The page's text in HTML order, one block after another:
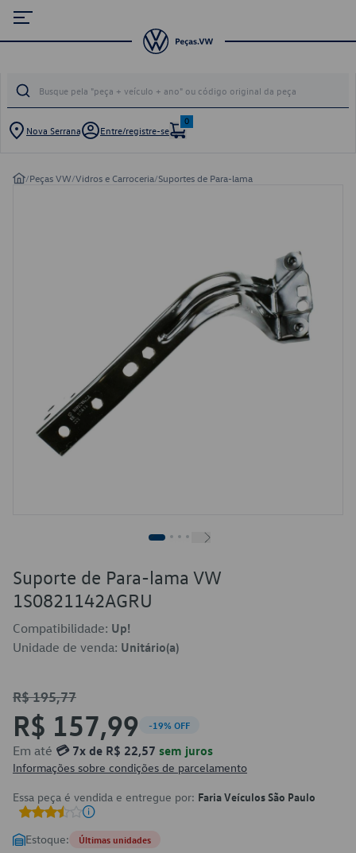
Nova Serrana Entre/registre-se
0
/Peças VW/Vidros e Carroceria/Suportes de Para-lama
Suporte de Para-lama VW
1S0821142AGRU
Compatibilidade: Up!
Unidade de venda: Unitário(a)
R$ 195,77
R$ 157,99 -19% OFF
Em até 💳 7x de R$ 22,57 sem juros
Informações sobre condições de parcelamento
Essa peça é vendida e entregue por: Faria Veículos São Paulo
Estoque: Últimas unidades